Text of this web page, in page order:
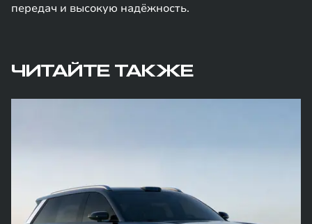
передач и высокую надёжность.
ЧИТАЙТЕ ТАКЖЕ